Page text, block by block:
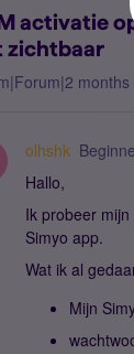
activatie
zichtbaar
months
olhshk
Hallo,
Ik probeer
Simyo app.
Wat ik al
Mijn